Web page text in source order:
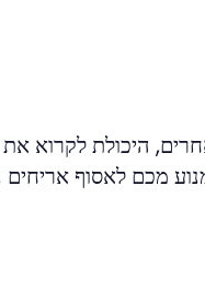
היכולת לקרוא